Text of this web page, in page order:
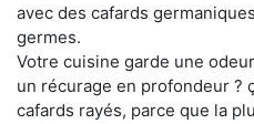
avec des cafards
germes.
Votre cuisine garde une
un récurage en profondeur ?
cafards rayés, parce que la